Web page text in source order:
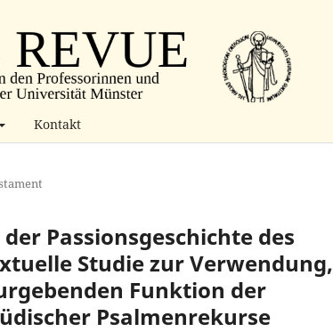
Kontakt
Passionsgeschichte des
Studie zur Verwendung,
Funktion der
Psalmenrekurse